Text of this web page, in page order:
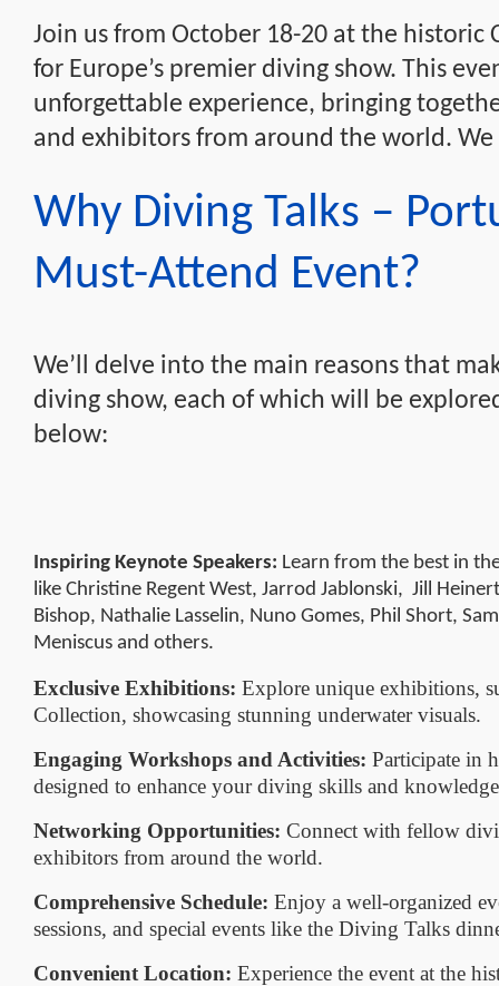
Join us from October 18-20 at the historic
for Europe’s premier diving show. This
unforgettable experience, bringing
and exhibitors from around the world.
Why Diving Talks –
Must-Attend Event?
We’ll delve into the main reasons that
diving show, each of which will be
below:
Inspiring Keynote Speakers: Learn from the best in
like Christine Regent West, Jarrod Jablonski, Jill
Bishop, Nathalie Lasselin, Nuno Gomes, Phil Short,
Meniscus and others.
Exclusive Exhibitions: Explore unique exhibitions,
Collection, showcasing stunning underwater visuals.
Engaging Workshops and Activities: Participate in
designed to enhance your diving skills and
Networking Opportunities: Connect with fellow
exhibitors from around the world.
Comprehensive Schedule: Enjoy a well-organized
sessions, and special events like the Diving Talks
Convenient Location: Experience the event at the